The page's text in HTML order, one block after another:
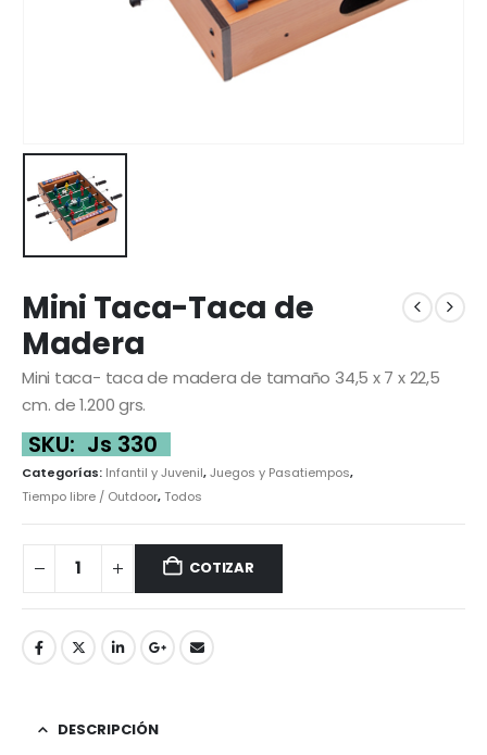
Mini Taca-Taca de
Madera
Mini taca- taca de madera de tamaño 34,5 x 7 x 22,5
cm. de 1.200 grs.
SKU: Js 330
Categorías: Infantil y Juvenil,Juegos y Pasatiempos,
Tiempo libre / Outdoor,Todos
COTIZAR
DESCRIPCIÓN